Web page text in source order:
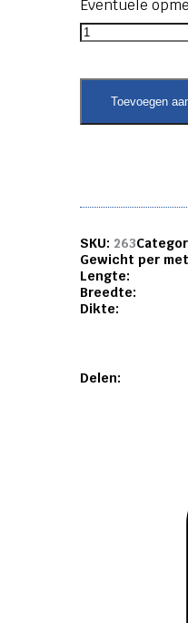
Eventuele
Vierkante
buis
45x45x2
aantalToevoegen
SKU: 263
Gewicht per
Lengte:
Breedte:
Dikte:
Delen: